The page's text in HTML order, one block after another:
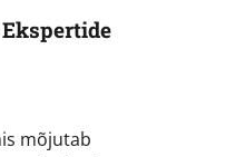
mõjutab